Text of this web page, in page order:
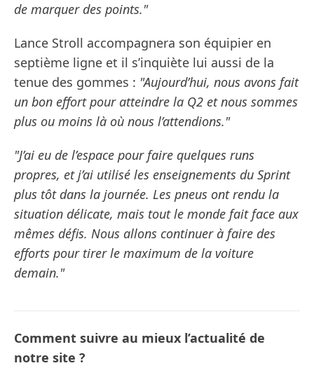
de marquer des points."
Lance Stroll accompagnera son équipier en
septième ligne et il s’inquiète lui aussi de la
tenue des gommes : "Aujourd’hui, nous avons fait
un bon effort pour atteindre la Q2 et nous sommes
plus ou moins là où nous l’attendions."
"J’ai eu de l’espace pour faire quelques runs
propres, et j’ai utilisé les enseignements du Sprint
plus tôt dans la journée. Les pneus ont rendu la
situation délicate, mais tout le monde fait face aux
mêmes défis. Nous allons continuer à faire des
efforts pour tirer le maximum de la voiture
demain."
Comment suivre au mieux l’actualité de
notre site ?